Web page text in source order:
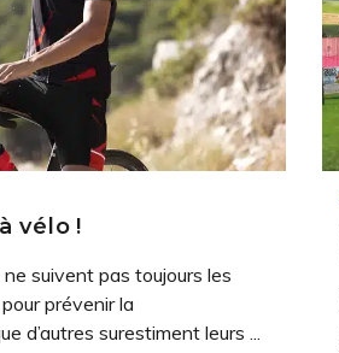
vélo !
suivent pas toujours les
prévenir la
d’autres surestiment leurs ...